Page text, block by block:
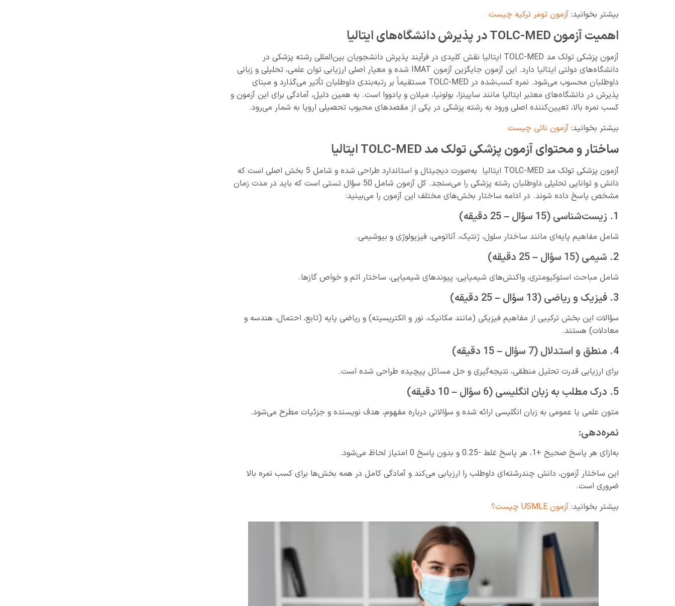
بیشتر بخوانید: آزمون تومر ترکیه چیست
اهمیت آزمون TOLC-MED در پذیرش دانشگاه‌های ایتالیا
آزمون پزشکی تولک مد TOLC-MED ایتالیا نقش کلیدی در فرآیند پذیرش دانشجویان بین‌المللی رشته پزشکی در
دانشگاه‌های دولتی ایتالیا دارد. این آزمون جایگزین آزمون IMAT شده و معیار اصلی ارزیابی توان علمی، تحلیلی و زبانی
داوطلبان محسوب می‌شود. نمره کسب‌شده در TOLC-MED مستقیماً بر رتبه‌بندی داوطلبان تأثیر می‌گذارد و مبنای
پذیرش در دانشگاه‌های معتبر ایتالیا مانند ساپینزا، بولونیا، میلان و پادووا است. به همین دلیل، آمادگی برای این آزمون و
کسب نمره بالا، تعیین‌کننده اصلی ورود به رشته پزشکی در یکی از مقصدهای محبوب تحصیلی اروپا به شمار می‌رود.
بیشتر بخوانید: آزمون ناتی چیست
ساختار و محتوای آزمون پزشکی تولک مد TOLC-MED ایتالیا
آزمون پزشکی تولک مد TOLC-MED ایتالیا به‌صورت دیجیتال و استاندارد طراحی شده و شامل 5 بخش اصلی است که
دانش و توانایی تحلیلی داوطلبان رشته پزشکی را می‌سنجد. کل آزمون شامل 50 سؤال تستی است که باید در مدت زمان
مشخص پاسخ داده شوند. در ادامه ساختار بخش‌های مختلف این آزمون را می‌بینید:
1. زیست‌شناسی (15 سؤال – 25 دقیقه)
شامل مفاهیم پایه‌ای مانند ساختار سلول، ژنتیک، آناتومی، فیزیولوژی و بیوشیمی.
2. شیمی (15 سؤال – 25 دقیقه)
شامل مباحث استوکیومتری، واکنش‌های شیمیایی، پیوندهای شیمیایی، ساختار اتم و خواص گازها.
3. فیزیک و ریاضی (13 سؤال – 25 دقیقه)
سؤالات این بخش ترکیبی از مفاهیم فیزیکی (مانند مکانیک، نور و الکتریسیته) و ریاضی پایه (تابع، احتمال، هندسه و
معادلات) هستند.
4. منطق و استدلال (7 سؤال – 15 دقیقه)
برای ارزیابی قدرت تحلیل منطقی، نتیجه‌گیری و حل مسائل پیچیده طراحی شده است.
5. درک مطلب به زبان انگلیسی (6 سؤال – 10 دقیقه)
متون علمی یا عمومی به زبان انگلیسی ارائه شده و سؤالاتی درباره مفهوم، هدف نویسنده و جزئیات مطرح می‌شود.
نمره‌دهی:
به‌ازای هر پاسخ صحیح +1، هر پاسخ غلط -0.25 و بدون پاسخ 0 امتیاز لحاظ می‌شود.
این ساختار آزمون، دانش چندرشته‌ای داوطلب را ارزیابی می‌کند و آمادگی کامل در همه بخش‌ها برای کسب نمره بالا
ضروری است.
بیشتر بخوانید: آزمون USMLE چیست؟